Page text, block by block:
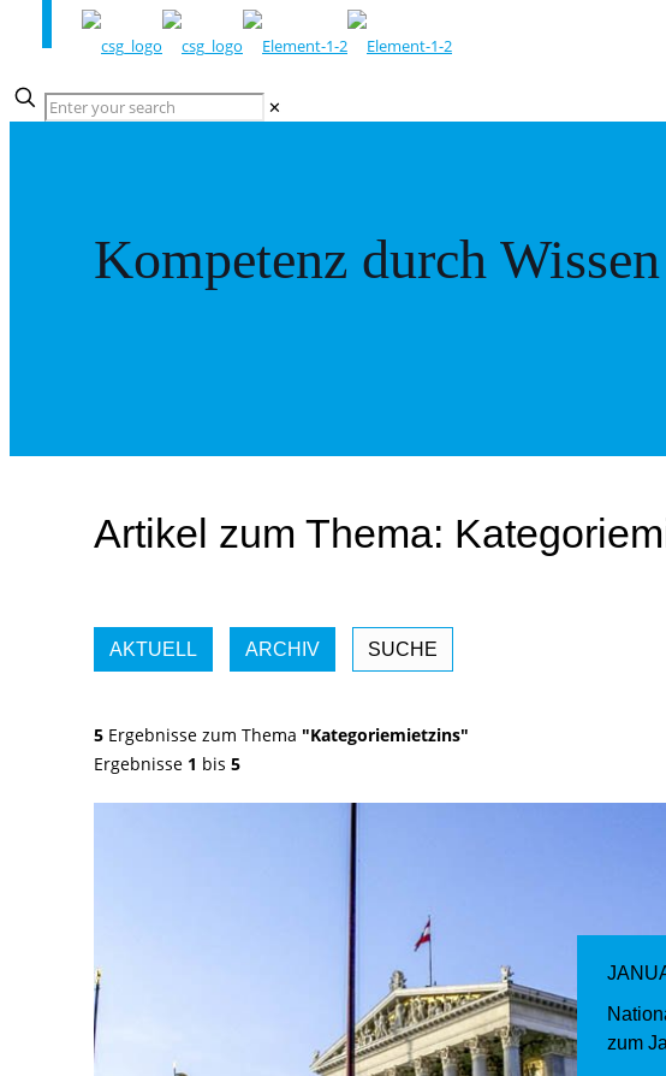
✕
Kompetenz durch Wissen
Artikel zum Thema:
AKTUELL ARCHIV SUCHE
5 Ergebnisse zum Thema "Kategoriemietzins"
Ergebnisse 1 bis 5
zum